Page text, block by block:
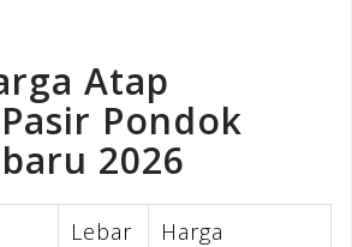
Atap
Pondok
2026
Lebar
Harga